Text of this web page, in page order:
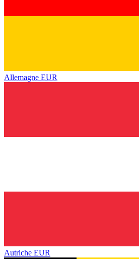
Allemagne EUR
Autriche EUR